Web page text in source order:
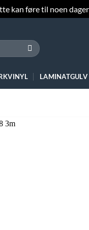
kan føre til noen
LAMINATGULV